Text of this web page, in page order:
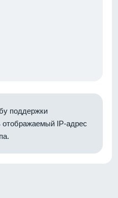
поддержки
отображаемый IP-адрес